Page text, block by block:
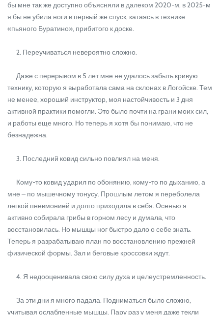
бы мне так же доступно объясняли в далеком 2020-м, в 2025-м
я бы не убила ноги в первый же спуск, катаясь в технике
«пьяного Буратино», прибитого к доске.
2. Переучиваться невероятно сложно.
Даже с перерывом в 5 лет мне не удалось забыть кривую
технику, которую я выработала сама на склонах в Логойске. Тем
не менее, хороший инструктор, моя настойчивость и 3 дня
активной практики помогли. Это было почти на грани моих сил,
и работы еще много. Но теперь я хотя бы понимаю, что не
безнадежна.
3. Последний ковид сильно повлиял на меня.
Кому-то ковид ударил по обонянию, кому-то по дыханию, а
мне – по мышечному тонусу. Прошлым летом я переболела
легкой пневмонией и долго приходила в себя. Осенью я
активно собирала грибы в горном лесу и думала, что
восстановилась. Но мышцы ног быстро дало о себе знать.
Теперь я разрабатываю план по восстановлению прежней
физической формы. Зал и беговые кроссовки ждут.
4. Я недооценивала свою силу духа и целеустремленность.
За эти дни я много падала. Подниматься было сложно,
учитывая ослабленные мышцы. Пару раз у меня даже текли